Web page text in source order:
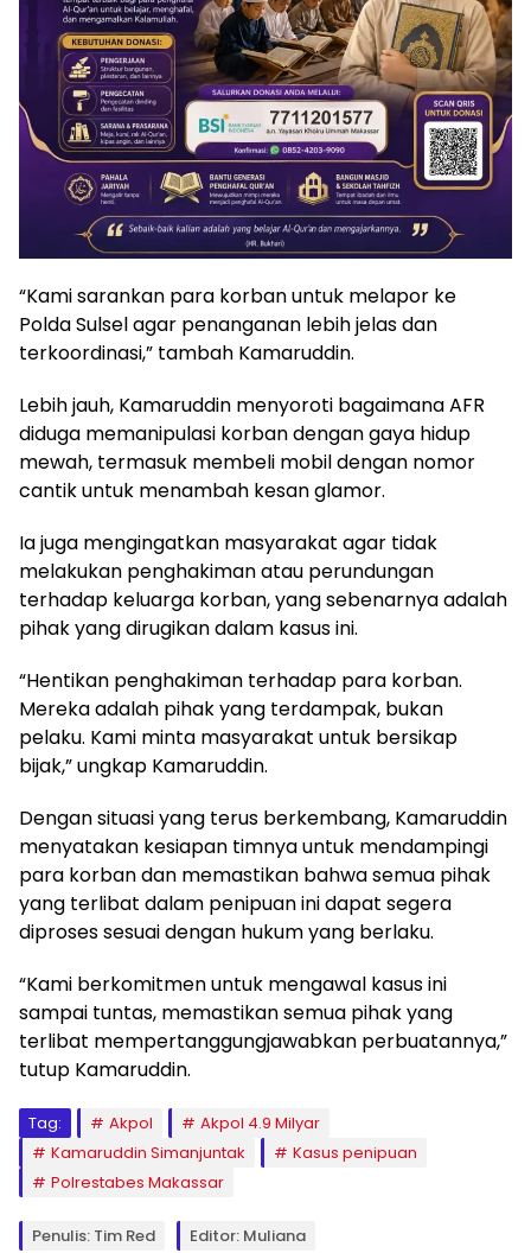
“Kami sarankan para korban untuk melapor ke
Polda Sulsel agar penanganan lebih jelas dan
terkoordinasi,” tambah Kamaruddin.
Lebih jauh, Kamaruddin menyoroti bagaimana AFR
diduga memanipulasi korban dengan gaya hidup
mewah, termasuk membeli mobil dengan nomor
cantik untuk menambah kesan glamor.
Ia juga mengingatkan masyarakat agar tidak
melakukan penghakiman atau perundungan
terhadap keluarga korban, yang sebenarnya adalah
pihak yang dirugikan dalam kasus ini.
“Hentikan penghakiman terhadap para korban.
Mereka adalah pihak yang terdampak, bukan
pelaku. Kami minta masyarakat untuk bersikap
bijak,” ungkap Kamaruddin.
Dengan situasi yang terus berkembang, Kamaruddin
menyatakan kesiapan timnya untuk mendampingi
para korban dan memastikan bahwa semua pihak
yang terlibat dalam penipuan ini dapat segera
diproses sesuai dengan hukum yang berlaku.
“Kami berkomitmen untuk mengawal kasus ini
sampai tuntas, memastikan semua pihak yang
terlibat mempertanggungjawabkan perbuatannya,”
tutup Kamaruddin.
Tag: Akpol
Akpol 4.9 Milyar
Kamaruddin Simanjuntak
Kasus penipuan
Polrestabes Makassar
Penulis: Tim Red Editor: Muliana